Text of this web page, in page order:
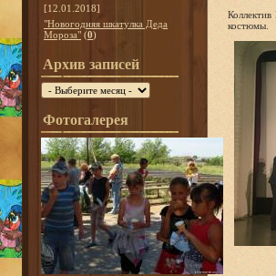
[12.01.2018]
"Новогодняя шкатулка Деда
Мороза" (0)
Архив записей
Фотогалерея
костюмы.